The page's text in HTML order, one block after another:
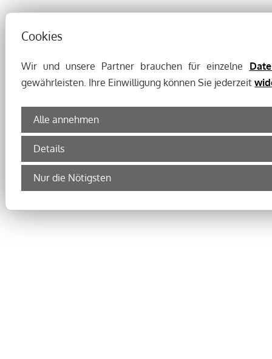
Cookies
Wir und unsere Partner brauchen für einzelne
gewährleisten. Ihre Einwilligung können Sie jederzeit
Alle annehmen
Details
Nur die Nötigsten